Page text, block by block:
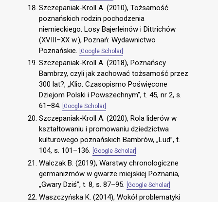
Szczepaniak-Kroll A. (2010), Tożsamość
poznańskich rodzin pochodzenia
niemieckiego. Losy Bajerleinów i Dittrichów
(XVIII–XX w.), Poznań: Wydawnictwo
Poznańskie.
[Google Scholar]
Szczepaniak-Kroll A. (2018), Poznańscy
Bambrzy, czyli jak zachować tożsamość przez
300 lat?, „Klio. Czasopismo Poświęcone
Dziejom Polski i Powszechnym”, t. 45, nr 2, s.
61–84.
[Google Scholar]
Szczepaniak-Kroll A. (2020), Rola liderów w
kształtowaniu i promowaniu dziedzictwa
kulturowego poznańskich Bambrów, „Lud”, t.
104, s. 101–136.
[Google Scholar]
Walczak B. (2019), Warstwy chronologiczne
germanizmów w gwarze miejskiej Poznania,
„Gwary Dziś”, t. 8, s. 87–95.
[Google Scholar]
Waszczyńska K. (2014), Wokół problematyki